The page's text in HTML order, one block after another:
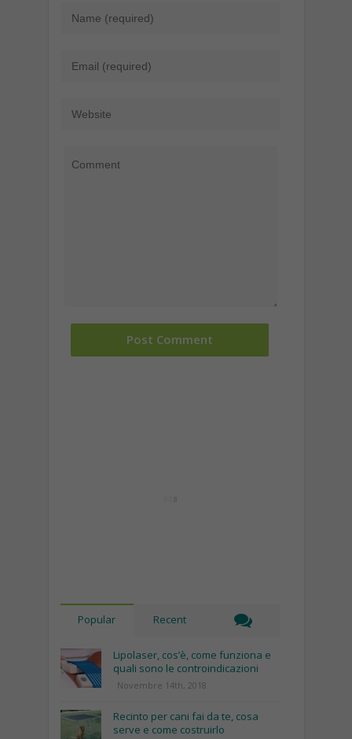
Popular Recent
Lipolaser, cos’è, come funziona e
quali sono le controindicazioni
Novembre 14th, 2018
Recinto per cani fai da te, cosa
serve e come costruirlo